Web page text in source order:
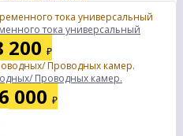
тока универсальный
200 ₽
Проводных камер.
000 ₽